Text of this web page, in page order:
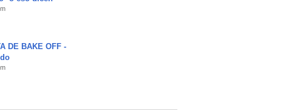
DE BAKE OFF -